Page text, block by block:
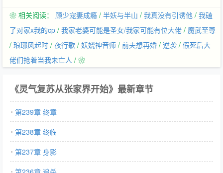
❀ 相关阅读： 顾少宠妻成瘾 / 半妖与半山 / 我真没有引诱他 / 我磕
了对家x我的cp / 我家老婆可能是圣女/我家可能有位大佬 / 魔武至尊
/ 琅琊风起时 / 夜行歌 / 妖娆神音师 / 前夫想再婚 / 逆袭 / 假死后大
佬们抢着当我未亡人 / ❀
《灵气复苏从张家界开始》最新章节
第239章 终章
第238章 终临
第237章 身影